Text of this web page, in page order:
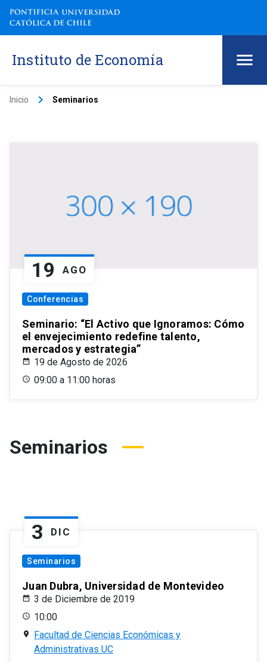
Instituto de Economía
Inicio keyboard_arrow_right Seminarios
19 AGO
Conferencias
Seminario: “El Activo que Ignoramos: Cómo
el envejecimiento redefine talento,
mercados y estrategia”
19 de Agosto de 2026
09:00 a 11:00 horas
Seminarios
3 DIC
Seminarios
Juan Dubra, Universidad de Montevideo
3 de Diciembre de 2019
10:00
Facultad de Ciencias Económicas y
Administrativas UC